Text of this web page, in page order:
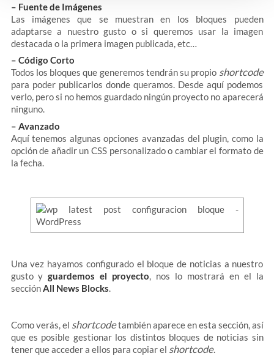
– Fuente de Imágenes
Las imágenes que se muestran en los bloques pueden
adaptarse a nuestro gusto o si queremos usar la imagen
destacada o la primera imagen publicada, etc…
– Código Corto
Todos los bloques que generemos tendrán su propio shortcode
para poder publicarlos donde queramos. Desde aquí podemos
verlo, pero si no hemos guardado ningún proyecto no aparecerá
ninguno.
– Avanzado
Aquí tenemos algunas opciones avanzadas del plugin, como la
opción de añadir un CSS personalizado o cambiar el formato de
la fecha.
Una vez hayamos configurado el bloque de noticias a nuestro
gusto yguardemos el proyecto, nos lo mostrará en el la
secciónAll News Blocks.
Como verás, el shortcodetambién aparece en esta sección, así
que es posible gestionar los distintos bloques de noticias sin
tener que acceder a ellos para copiar el shortcode.